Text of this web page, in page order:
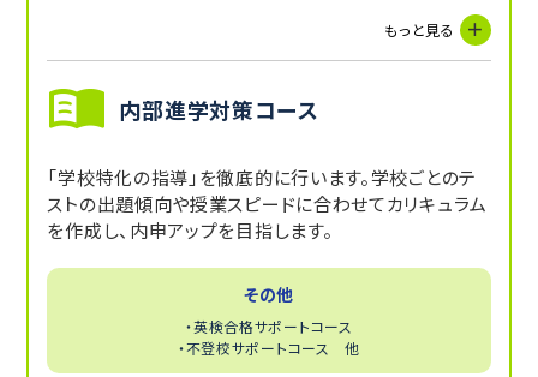
もっと見る
内部進学対策コース
「学校特化の指導」を徹底的に行います。学校ごとのテ
ストの出題傾向や授業スピードに合わせてカリキュラム
を作成し、内申アップを目指します。
その他
・英検合格サポートコース
・不登校サポートコース 他